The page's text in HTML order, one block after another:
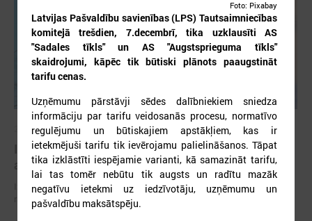
2026. gada 02. jūlijs
Izmaiņas siltumenerģijas apgādes tarifu
aprēķināšanas metodikā var radīt būtiskus riskus
Izmaiņas siltumenerģijas apgādes tarifu aprēķināšanas metodikā var
radīt būtiskus riskus
Foto: Pixabay
Latvijas Pašvaldību savienības (LPS) Tautsaimniecības
komitejā trešdien, 7.decembrī, tika uzklausīti AS
"Sadales tīkls" un AS "Augstsprieguma tīkls"
skaidrojumi, kāpēc tik būtiski plānots paaugstināt
tarifu cenas.
Uzņēmumu pārstāvji sēdes dalībniekiem sniedza
informāciju par tarifu veidosanās procesu, normatīvo
regulējumu un būtiskajiem apstākļiem, kas ir
ietekmējuši tarifu tik ievērojamu palielināšanos. Tāpat
tika izklāstīti iespējamie varianti, kā samazināt tarifu,
lai tas tomēr nebūtu tik augsts un radītu mazāk
negatīvu ietekmi uz iedzīvotāju, uzņēmumu un
pašvaldību maksātspēju.